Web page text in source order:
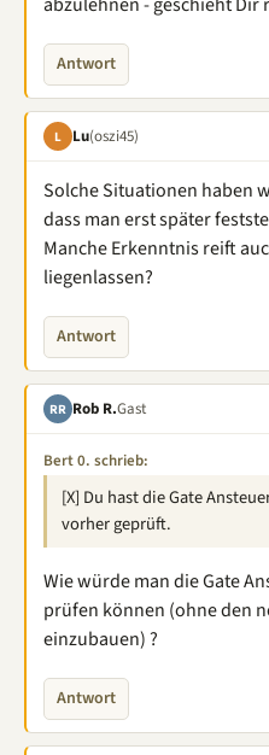
Antwort
L Lu(oszi45)
Solche Situationen haben
dass man erst später
Manche Erkenntnis reift
liegenlassen?
Antwort
RR Rob R.Gast
Bert 0. schrieb:
[X] Du hast die Gate
vorher geprüft.
Wie würde man die Gate
prüfen können (ohne den
einzubauen) ?
Antwort